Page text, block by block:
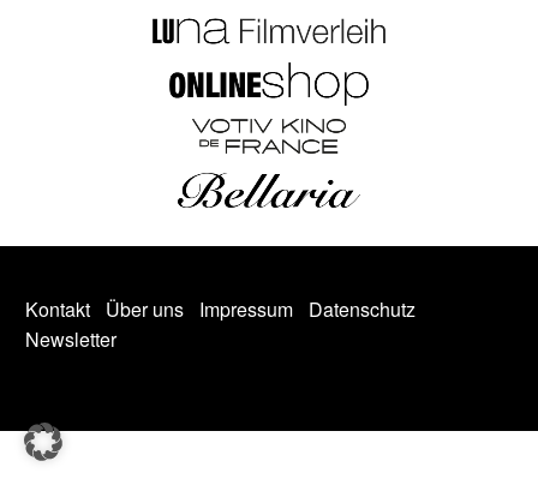
Kontakt Über uns Impressum
Datenschutz
Newsletter